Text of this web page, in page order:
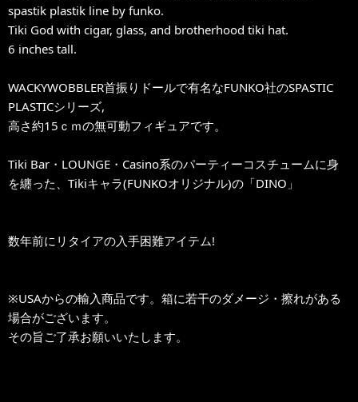
spastik plastik line by funko.
Tiki God with cigar, glass, and brotherhood tiki hat.
6 inches tall.
WACKYWOBBLER首振りドールで有名なFUNKO社のSPASTIC
PLASTICシリーズ,
高さ約15ｃｍの無可動フィギュアです。
Tiki Bar・LOUNGE・Casino系のパーティーコスチュームに身
を纏った、Tikiキャラ(FUNKOオリジナル)の「DINO」
数年前にリタイアの入手困難アイテム!
※USAからの輸入商品です。箱に若干のダメージ・擦れがある
場合がございます。
その旨ご了承お願いいたします。